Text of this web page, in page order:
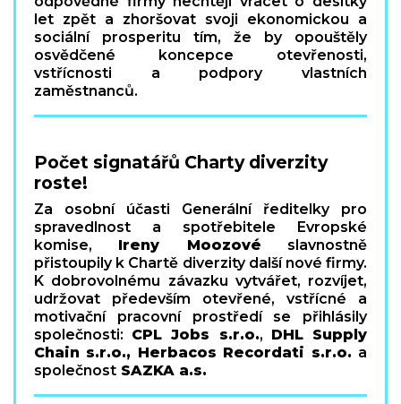
let zpět a zhoršovat svoji ekonomickou a
sociální prosperitu tím, že by opouštěly
osvědčené koncepce otevřenosti,
vstřícnosti a podpory vlastních
zaměstnanců.
Počet signatářů Charty diverzity
roste!
Za osobní účasti Generální ředitelky pro
spravedlnost a spotřebitele Evropské
komise, Ireny Moozové slavnostně
přistoupily k Chartě diverzity další nové firmy.
K dobrovolnému závazku vytvářet, rozvíjet,
udržovat především otevřené, vstřícné a
motivační pracovní prostředí se přihlásily
společnosti: CPL Jobs s.r.o., DHL Supply
Chain s.r.o., Herbacos Recordati s.r.o. a
společnost SAZKA a.s.